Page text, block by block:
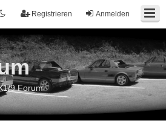
Anmelden
Registrieren
9 Forum